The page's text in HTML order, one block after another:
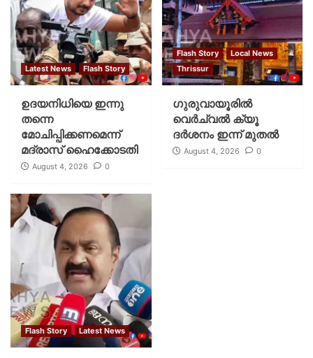
Latest News Flash Story
ഉദയനിധിയെ ഇന്നു
തന്നെ
മോചിപ്പിക്കണമെന്ന്
മദ്രാസ് ഹൈക്കോടതി
August 4, 2026 0
Flash Story
Local News
Thrissur
ഗുരുവായൂരില്‍
വെര്‍ച്വല്‍ ക്യൂ
ദര്‍ശനം ഇന്ന് മുതല്‍
August 4, 2026 0
Flash Story Latest News